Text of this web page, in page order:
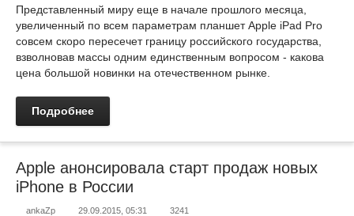
Представленный миру еще в начале прошлого месяца,
увеличенный по всем параметрам планшет Apple iPad Pro
совсем скоро пересечет границу российского государства,
взволновав массы одним единственным вопросом - какова
цена большой новинки на отечественном рынке.
Подробнее
Apple анонсировала старт продаж новых
iPhone в России
ankaZp 29.09.2015, 05:31 3241